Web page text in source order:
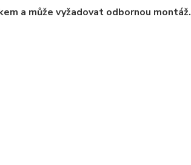
a může vyžadovat odbornou montáž.